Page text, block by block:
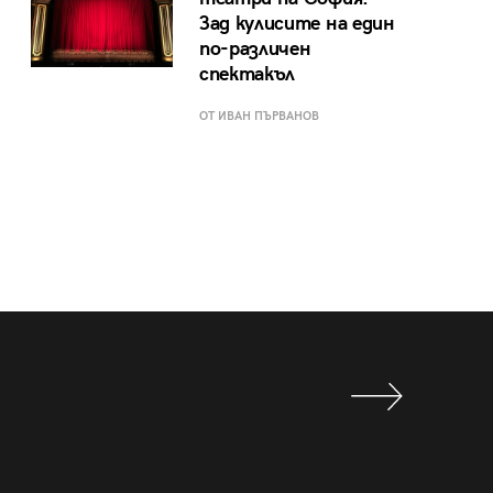
Зад кулисите на един
по-различен
спектакъл
ОТ ИВАН ПЪРВАНОВ